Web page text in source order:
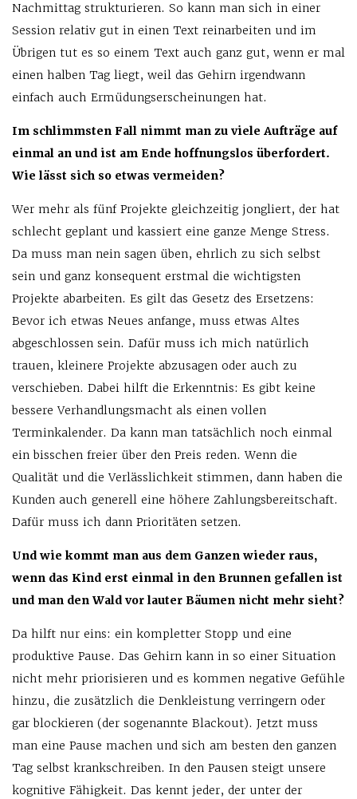
Nachmittag strukturieren. So kann man sich in einer
Session relativ gut in einen Text reinarbeiten und im
Übrigen tut es so einem Text auch ganz gut, wenn er mal
einen halben Tag liegt, weil das Gehirn irgendwann
einfach auch Ermüdungserscheinungen hat.
Im schlimmsten Fall nimmt man zu viele Aufträge auf
einmal an und ist am Ende hoffnungslos überfordert.
Wie lässt sich so etwas vermeiden?
Wer mehr als fünf Projekte gleichzeitig jongliert, der hat
schlecht geplant und kassiert eine ganze Menge Stress.
Da muss man nein sagen üben, ehrlich zu sich selbst
sein und ganz konsequent erstmal die wichtigsten
Projekte abarbeiten. Es gilt das Gesetz des Ersetzens:
Bevor ich etwas Neues anfange, muss etwas Altes
abgeschlossen sein. Dafür muss ich mich natürlich
trauen, kleinere Projekte abzusagen oder auch zu
verschieben. Dabei hilft die Erkenntnis: Es gibt keine
bessere Verhandlungsmacht als einen vollen
Terminkalender. Da kann man tatsächlich noch einmal
ein bisschen freier über den Preis reden. Wenn die
Qualität und die Verlässlichkeit stimmen, dann haben die
Kunden auch generell eine höhere Zahlungsbereitschaft.
Dafür muss ich dann Prioritäten setzen.
Und wie kommt man aus dem Ganzen wieder raus,
wenn das Kind erst einmal in den Brunnen gefallen ist
und man den Wald vor lauter Bäumen nicht mehr sieht?
Da hilft nur eins: ein kompletter Stopp und eine
produktive Pause. Das Gehirn kann in so einer Situation
nicht mehr priorisieren und es kommen negative Gefühle
hinzu, die zusätzlich die Denkleistung verringern oder
gar blockieren (der sogenannte Blackout). Jetzt muss
man eine Pause machen und sich am besten den ganzen
Tag selbst krankschreiben. In den Pausen steigt unsere
kognitive Fähigkeit. Das kennt jeder, der unter der